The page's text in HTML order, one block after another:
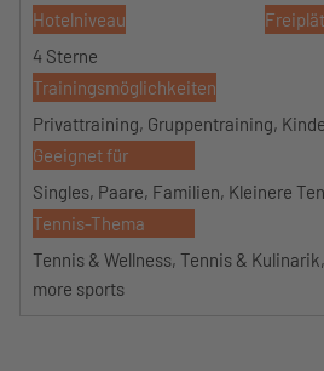
Hotelniveau
4 Sterne
Trainingsmöglichkeiten
Privattraining, Gruppentraining,
Geeignet für
Singles, Paare, Familien, Kleinere
Tennis-Thema
Tennis & Wellness, Tennis &
more sports